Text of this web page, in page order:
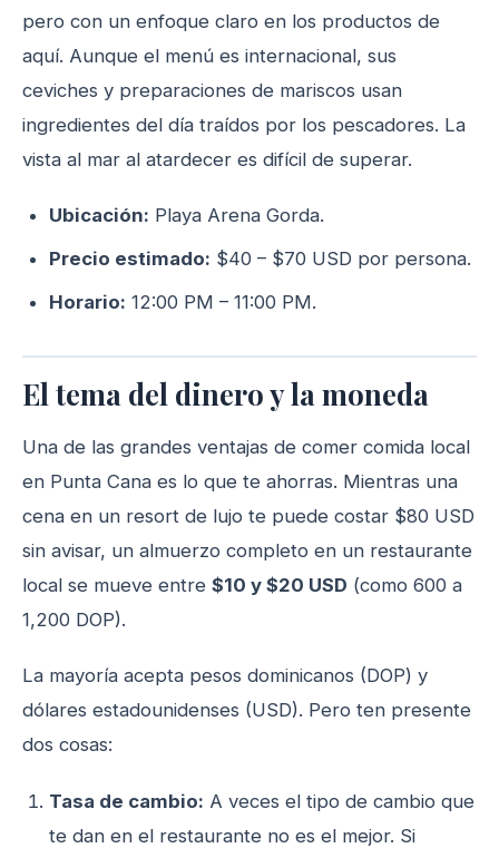
pero con un enfoque claro en los productos de
aquí. Aunque el menú es internacional, sus
ceviches y preparaciones de mariscos usan
ingredientes del día traídos por los pescadores. La
vista al mar al atardecer es difícil de superar.
Ubicación: Playa Arena Gorda.
Precio estimado: $40 – $70 USD por persona.
Horario: 12:00 PM – 11:00 PM.
El tema del dinero y la moneda
Una de las grandes ventajas de comer comida local
en Punta Cana es lo que te ahorras. Mientras una
cena en un resort de lujo te puede costar $80 USD
sin avisar, un almuerzo completo en un restaurante
local se mueve entre $10 y $20 USD (como 600 a
1,200 DOP).
La mayoría acepta pesos dominicanos (DOP) y
dólares estadounidenses (USD). Pero ten presente
dos cosas:
Tasa de cambio: A veces el tipo de cambio que
te dan en el restaurante no es el mejor. Si